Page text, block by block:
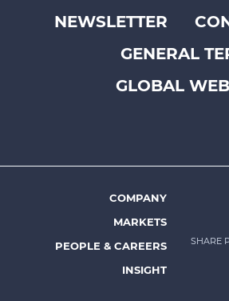
Footer
NEWSLETTER
GENERAL
GLOBAL
Footer
menu
COMPANY
MARKETS
PEOPLE & CAREERS
INSIGHT
SHARE